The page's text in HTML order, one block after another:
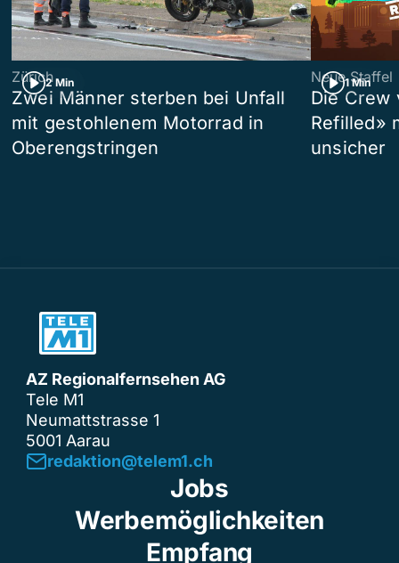
2 Min
Zürich
Zwei Männer sterben bei Unfall
mit gestohlenem Motorrad in
Oberengstringen
1 Min
Neue Staffel
Die Crew
Refilled»
unsicher
AZ Regionalfernsehen AG
Tele M1
Neumattstrasse 1
5001 Aarau
redaktion@telem1.ch
Jobs
Werbemöglichkeiten
Empfang